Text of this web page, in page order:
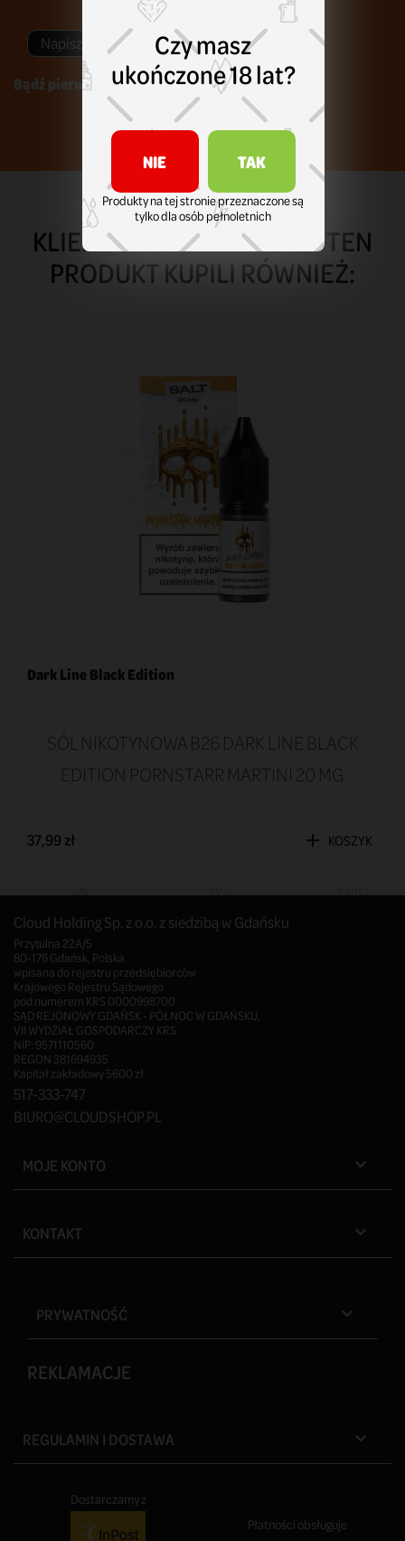
Napisz swoją opinię
Bądź pierwszym który napisze recenzję !
KLIENCI KTÓRZY ZAKUPILI TEN
PRODUKT KUPILI RÓWNIEŻ:
Dark Line Black Edition
SÓL NIKOTYNOWA B26 DARK LINE BLACK
EDITION PORNSTARR MARTINI 20 MG
37,99 zł KOSZYK
Cloud Holding Sp. z o.o. z siedzibą w Gdańsku
Przytulna 22A/5
80-176 Gdańsk, Polska
wpisana do rejestru przedsiębiorców
Krajowego Rejestru Sądowego
pod numerem KRS 0000998700
SĄD REJONOWY GDAŃSK - PÓŁNOC W GDAŃSKU,
VII WYDZIAŁ GOSPODARCZY KRS
NIP: 9571110560
REGON 381694935
Kapitał zakładowy 5600 zł
517-333-747
BIURO@CLOUDSHOP.PL
MOJE KONTO 
KONTAKT 
PRYWATNOŚĆ 
REKLAMACJE
REGULAMIN I DOSTAWA 
Dostarczamy z
Płatności obsługuje
Czy masz
ukończone 18 lat?
NIE TAK
Produkty na tej stronie przeznaczone są
tylko dla osób pełnoletnich